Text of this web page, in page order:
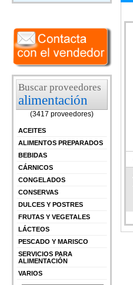
Buscar proveedores
alimentación
(3417 proveedores)
ACEITES
ALIMENTOS PREPARADOS
BEBIDAS
CÁRNICOS
CONGELADOS
CONSERVAS
DULCES Y POSTRES
FRUTAS Y VEGETALES
LÁCTEOS
PESCADO Y MARISCO
SERVICIOS PARA
ALIMENTACIÓN
VARIOS